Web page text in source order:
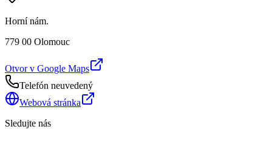
Horní nám.
779 00 Olomouc
Otvor v Google Maps
Telefón neuvedený
Webová stránka
Sledujte nás